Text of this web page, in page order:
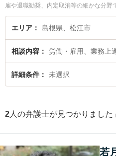
雇や退職勧奨、内定取消等の細かな分
に長坂法律事務所の長坂 正弁護士やな
ロフィール情報や弁護士費用、強みな
無料で業務上過失を法律相談できる松
でお困りの相談者さんにおすすめです。
エリア 島根県、松江市
相談内容 労働・雇用、業務上
詳細条件 未選択
2 人の弁護士が見つかりました
若